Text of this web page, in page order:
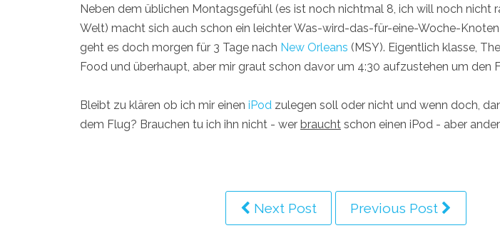
Neben dem üblichen Montagsgefühl (es ist noch nichtmal 8, ich will noch nicht
Welt) macht sich auch schon ein leichter Was-wird-das-für-eine-Woche-Knoten
geht es doch morgen für 3 Tage nach New Orleans (MSY). Eigentlich klasse,
Food und überhaupt, aber mir graut schon davor um 4:30 aufzustehen um den
Bleibt zu klären ob ich mir einen iPod zulegen soll oder nicht und wenn doch,
dem Flug? Brauchen tu ich ihn nicht - wer braucht schon einen iPod - aber
Next Post Previous Post